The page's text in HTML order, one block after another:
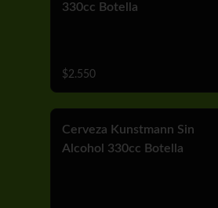
330cc Botella
$2.550
Cerveza Kunstmann Sin
Alcohol 330cc Botella